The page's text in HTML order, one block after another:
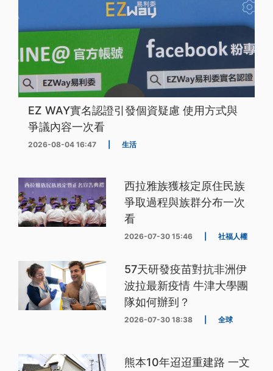
EZ WAY實名認證引發個資疑慮 使用方式與
爭議內容一次看
2026-08-04 16:47 生活
西拉雅族獲核定原住民族
爭取過程與族群分布一次
看
2026-07-30 15:46 社福人權
57天研發疫苗對抗非洲伊
波拉最新疫情 牛津大學團
隊如何辦到？
2026-07-30 18:38 全球
熊本10年迢迢重建路 一文